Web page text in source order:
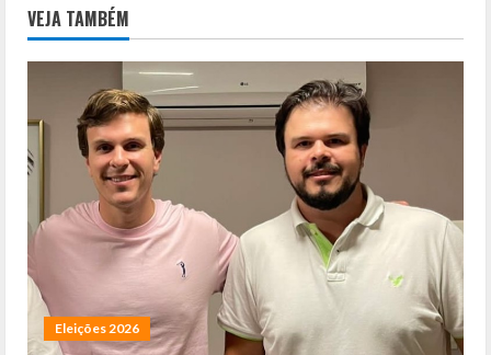
VEJA TAMBÉM
Eleições 2026